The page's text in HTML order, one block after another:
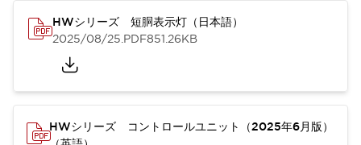
HWシリーズ 短胴表示灯（日本語）
2025/08/25.PDF851.26KB
HWシリーズ コントロールユニット（2025年6月版）